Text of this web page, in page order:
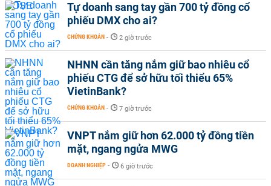
Tự doanh sang tay gần 700 tỷ đồng cổ
phiếu DMX cho ai?
CHỨNG KHOÁN - 2 giờ trước
NHNN cần tăng nắm giữ bao nhiêu cổ
phiếu CTG để sở hữu tối thiểu 65%
VietinBank?
CHỨNG KHOÁN - 7 giờ trước
VNPT nắm giữ hơn 62.000 tỷ đồng tiền
mặt, ngang ngửa MWG
DOANH NGHIỆP - 6 giờ trước